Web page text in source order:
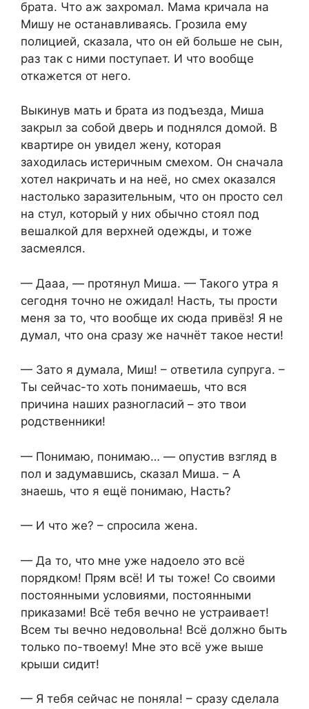
брата. Что аж захромал. Мама кричала на
Мишу не останавливаясь. Грозила ему
полицией, сказала, что он ей больше не сын,
раз так с ними поступает. И что вообще
откажется от него.
Выкинув мать и брата из подъезда, Миша
закрыл за собой дверь и поднялся домой. В
квартире он увидел жену, которая
заходилась истеричным смехом. Он сначала
хотел накричать и на неё, но смех оказался
настолько заразительным, что он просто сел
на стул, который у них обычно стоял под
вешалкой для верхней одежды, и тоже
засмеялся.
— Дааа, — протянул Миша. — Такого утра я
сегодня точно не ожидал! Насть, ты прости
меня за то, что вообще их сюда привёз! Я не
думал, что она сразу же начнёт такое нести!
— Зато я думала, Миш! – ответила супруга. –
Ты сейчас-то хоть понимаешь, что вся
причина наших разногласий – это твои
родственники!
— Понимаю, понимаю… — опустив взгляд в
пол и задумавшись, сказал Миша. – А
знаешь, что я ещё понимаю, Насть?
— И что же? – спросила жена.
— Да то, что мне уже надоело это всё
порядком! Прям всё! И ты тоже! Со своими
постоянными условиями, постоянными
приказами! Всё тебя вечно не устраивает!
Всем ты вечно недовольна! Всё должно быть
только по-твоему! Мне это всё уже выше
крыши сидит!
— Я тебя сейчас не поняла! – сразу сделала